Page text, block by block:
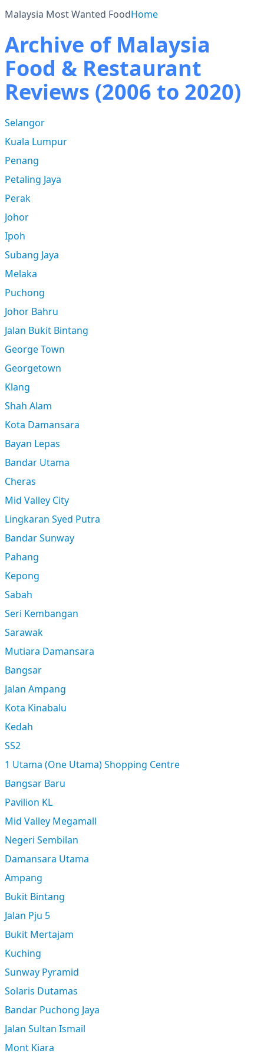
Malaysia Most Wanted FoodHome
Archive of Malaysia
Food & Restaurant
Reviews (2006 to 2020)
Selangor
Kuala Lumpur
Penang
Petaling Jaya
Perak
Johor
Ipoh
Subang Jaya
Melaka
Puchong
Johor Bahru
Jalan Bukit Bintang
George Town
Georgetown
Klang
Shah Alam
Kota Damansara
Bayan Lepas
Bandar Utama
Cheras
Mid Valley City
Lingkaran Syed Putra
Bandar Sunway
Pahang
Kepong
Sabah
Seri Kembangan
Sarawak
Mutiara Damansara
Bangsar
Jalan Ampang
Kota Kinabalu
Kedah
SS2
1 Utama (One Utama) Shopping Centre
Bangsar Baru
Pavilion KL
Mid Valley Megamall
Negeri Sembilan
Damansara Utama
Ampang
Bukit Bintang
Jalan Pju 5
Bukit Mertajam
Kuching
Sunway Pyramid
Solaris Dutamas
Bandar Puchong Jaya
Jalan Sultan Ismail
Mont Kiara